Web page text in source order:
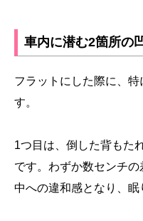
車内に潜む2箇所の
フラットにした際に、
す。
1つ目は、倒した背もた
です。わずか数センチ
中への違和感となり、眠